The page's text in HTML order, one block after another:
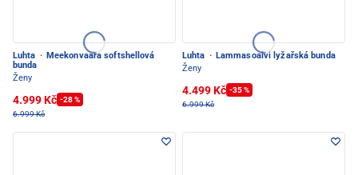
Luhta · Meekonvaara softshellová
bunda
Ženy
4.999 Kč -28 %
6.999 Kč
Luhta · Lammasoaivi lyžařská bunda
Ženy
4.499 Kč -35 %
6.999 Kč